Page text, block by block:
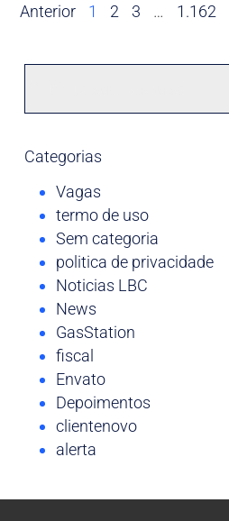
Anterior 1 2 3 … 1.162
Categorias
Vagas
termo de uso
Sem categoria
politica de privacidade
Noticias LBC
News
GasStation
fiscal
Envato
Depoimentos
clientenovo
alerta